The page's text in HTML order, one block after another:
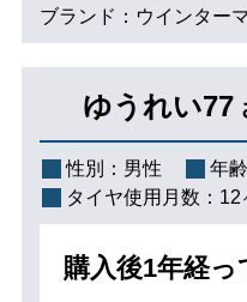
ブランド：ウインター
ゆうれい77
性別： 男性 年齢
タイヤ使用月数： 12
購入後1年経っ